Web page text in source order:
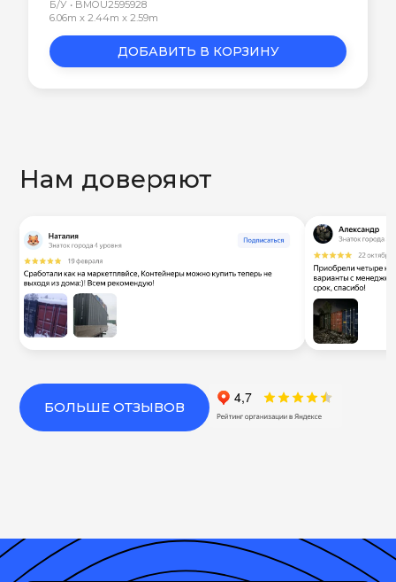
Б/У • BMOU2595928
6.06m x 2.44m x 2.59m
ДОБАВИТЬ В КОРЗИНУ
Нам доверяют
БОЛЬШЕ ОТЗЫВОВ